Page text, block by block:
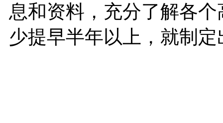
息和资料，充分了解各
少提早半年以上，就制